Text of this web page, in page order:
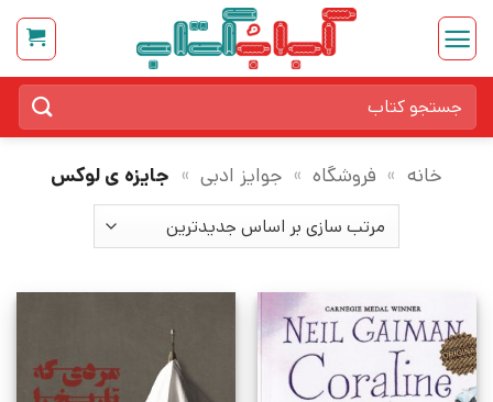
Skip
content
برای:
خانه » فروشگاه » جوایز ادبی » جایزه ی لوکس